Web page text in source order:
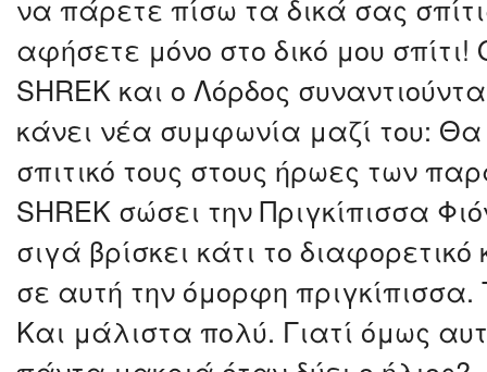
να πάρετε πίσω τα δικά σας
αφήσετε μόνο στο δικό μου
SHREK και ο Λόρδος
κάνει νέα συμφωνία μαζί του: Θα
σπιτικό τους στους ήρωες των
SHREK σώσει την Πριγκίπισσα
σιγά βρίσκει κάτι το διαφορετικό
σε αυτή την όμορφη
Και μάλιστα πολύ. Γιατί όμως